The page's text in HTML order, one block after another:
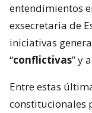
entendimientos
exsecretaria de
iniciativas
“conflictivas” y
Entre estas
constitucionales